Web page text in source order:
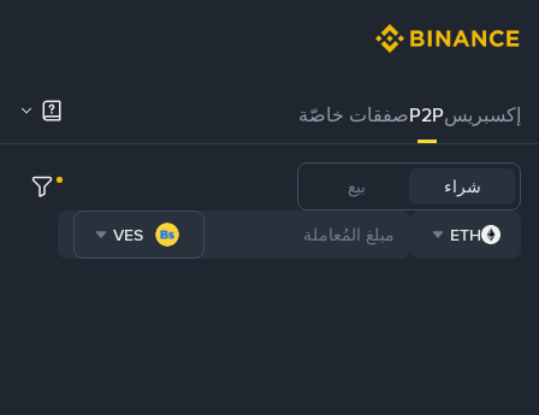
إكسبريسP2Pصفقات خاصّة
شراء بيع
ETH
VES